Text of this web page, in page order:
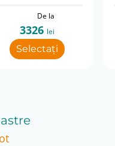
De la
3326 lei
Selectați